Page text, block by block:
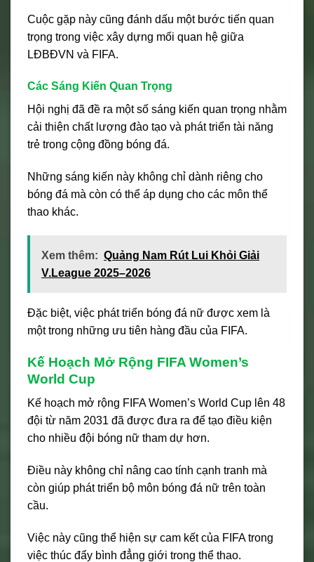
Cuộc gặp này cũng đánh dấu một bước tiến quan
trọng trong việc xây dựng mối quan hệ giữa
LĐBĐVN và FIFA.
Các Sáng Kiến Quan Trọng
Hội nghị đã đề ra một số sáng kiến quan trọng nhằm
cải thiện chất lượng đào tạo và phát triển tài năng
trẻ trong cộng đồng bóng đá.
Những sáng kiến này không chỉ dành riêng cho
bóng đá mà còn có thể áp dụng cho các môn thể
thao khác.
Xem thêm: Quảng Nam Rút Lui Khỏi Giải
V.League 2025–2026
Đặc biệt, việc phát triển bóng đá nữ được xem là
một trong những ưu tiên hàng đầu của FIFA.
Kế Hoạch Mở Rộng FIFA Women’s
World Cup
Kế hoạch mở rộng FIFA Women’s World Cup lên 48
đội từ năm 2031 đã được đưa ra để tạo điều kiện
cho nhiều đội bóng nữ tham dự hơn.
Điều này không chỉ nâng cao tính cạnh tranh mà
còn giúp phát triển bộ môn bóng đá nữ trên toàn
cầu.
Việc này cũng thể hiện sự cam kết của FIFA trong
việc thúc đẩy bình đẳng giới trong thể thao.